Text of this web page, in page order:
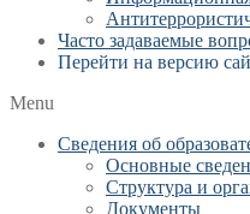
Часто задаваемые
Перейти на версию
Menu
Сведения об
Основные
Структура и
Документы